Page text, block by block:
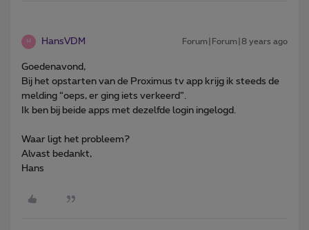
H HansVDM Forum|Forum|8 years ago
Goedenavond,
Bij het opstarten van de Proximus tv app krijg ik steeds de
melding “oeps, er ging iets verkeerd”.
Ik ben bij beide apps met dezelfde login ingelogd.
Waar ligt het probleem?
Alvast bedankt,
Hans